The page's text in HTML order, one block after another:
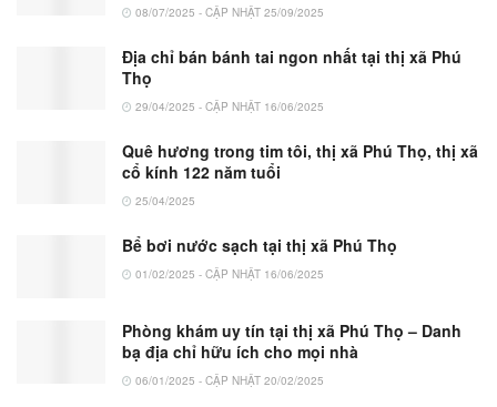
08/07/2025 - CẬP NHẬT 25/09/2025
Địa chỉ bán bánh tai ngon nhất tại thị xã Phú
Thọ
29/04/2025 - CẬP NHẬT 16/06/2025
Quê hương trong tim tôi, thị xã Phú Thọ, thị xã
cổ kính 122 năm tuổi
25/04/2025
Bể bơi nước sạch tại thị xã Phú Thọ
01/02/2025 - CẬP NHẬT 16/06/2025
Phòng khám uy tín tại thị xã Phú Thọ – Danh
bạ địa chỉ hữu ích cho mọi nhà
06/01/2025 - CẬP NHẬT 20/02/2025